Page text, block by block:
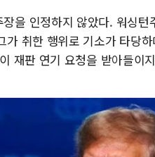
을 인정하지 않았다. 워싱
취한 행위로 기소가 타당
재판 연기 요청을 받아들이